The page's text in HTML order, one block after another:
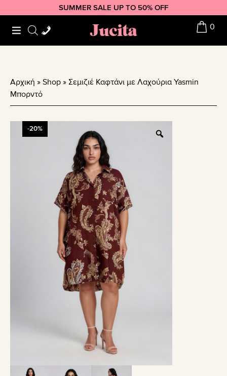
to
primary
to
main
to
footer
SUMMER SALE UP TO 50% OFF
Jucita 0
Αρχική » Shop » Σεμιζιέ Καφτάνι με Λαχούρια Yasmin
Μπορντό
-20%